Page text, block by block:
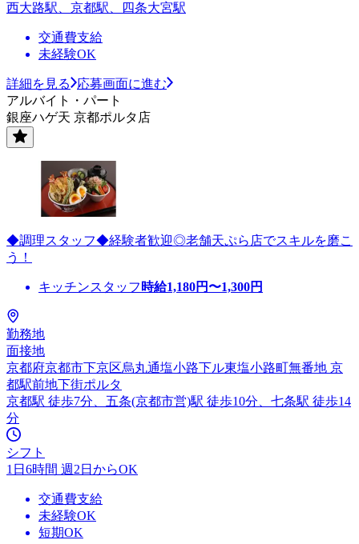
西大路駅、京都駅、四条大宮駅
交通費支給
未経験OK
詳細を見る
応募画面に進む
アルバイト・パート
銀座ハゲ天 京都ポルタ店
◆調理スタッフ◆経験者歓迎◎老舗天ぷら店でスキルを磨こ
う！
キッチンスタッフ 時給1,180円〜1,300円
勤務地
面接地
京都府京都市下京区烏丸通塩小路下ル東塩小路町無番地 京
都駅前地下街ポルタ
京都駅 徒歩7分、五条(京都市営)駅 徒歩10分、七条駅 徒歩14
分
シフト
1日6時間 週2日からOK
交通費支給
未経験OK
短期OK